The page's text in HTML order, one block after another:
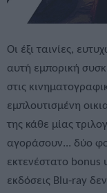
Οι έξι ταινίες,
αυτή εμπορική
στις
εμπλουτισμένη
της κάθε μίας
αγοράσουν... δύο
εκτενέστατο bonus
εκδόσεις Blu-ray